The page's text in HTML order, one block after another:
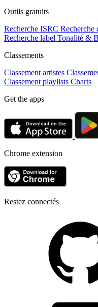
Outils gratuits
Recherche ISRC Recherche
Recherche label Tonalité &
Classements
Classement artistes
Classement playlists Charts
Get the apps
Chrome extension
Restez connectés